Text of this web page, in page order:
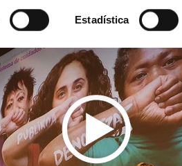
Estadística